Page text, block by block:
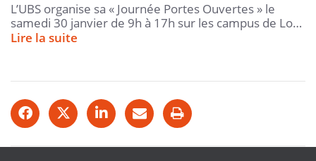
L’UBS organise sa « Journée Portes Ouvertes » le
samedi 30 janvier de 9h à 17h sur les campus de Lo…
Lire la suite